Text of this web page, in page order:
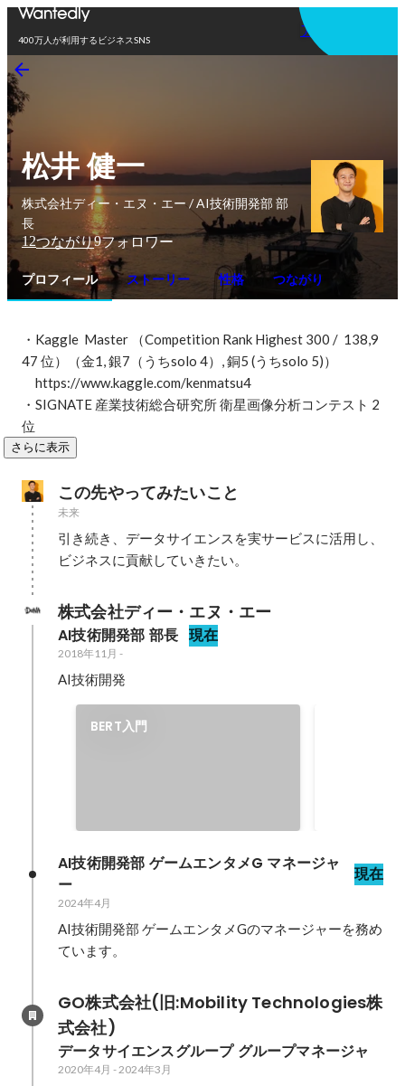
400万人が利用するビジネスSNS
アプリを使う
松井 健一
株式会社ディー・エヌ・エー / AI技術開発部 部
長
12つながり9フォロワー
プロフィール ストーリー 性格 つながり
・Kaggle  Master （Competition Rank Highest 300 /  138,9
47 位）（金1, 銀7（うちsolo 4）, 銅5 (うちsolo 5)）
https://www.kaggle.com/kenmatsu4
・SIGNATE 産業技術総合研究所 衛星画像分析コンテスト 2
位
さらに表示
この先やってみたいこと
未来
引き続き、データサイエンスを実サービスに活用し、
ビジネスに貢献していきたい。
株式会社ディー・エヌ・エー
AI技術開発部 部長 現在
2018年11月 -
AI技術開発
BERT入門
AI技術開発部 ゲームエンタメG マネージャ
ー
現在
2024年4月
AI技術開発部 ゲームエンタメGのマネージャーを務め
ています。
GO株式会社(旧:Mobility Technologies株
式会社)
データサイエンスグループ グループマネージャ
2020年4月 -2024年3月